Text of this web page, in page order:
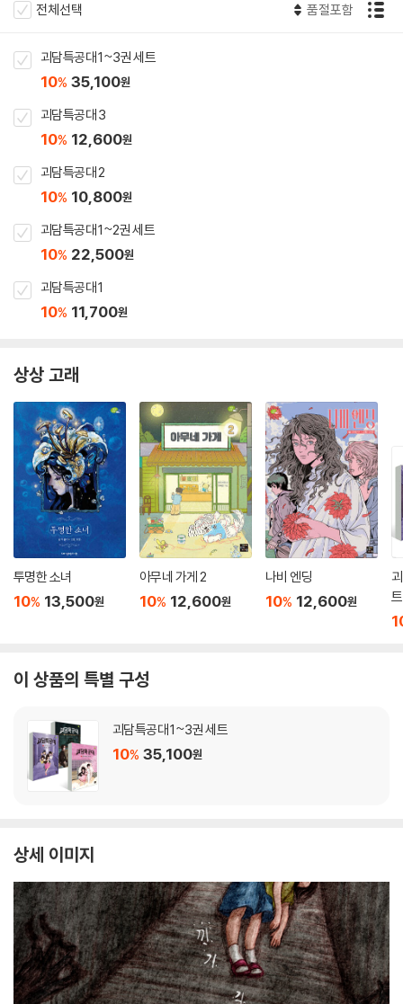
전체선택 품절포함
괴담특공대 1~3권 세트
10% 35,100원
괴담특공대 3
10% 12,600원
괴담특공대 2
10% 10,800원
괴담특공대 1~2권 세트
10% 22,500원
괴담특공대 1
10% 11,700원
상상 고래
투명한 소녀
10% 13,500원
아무네 가게 2
10% 12,600원
나비 엔딩
10% 12,600원
트
이 상품의 특별 구성
괴담특공대 1~3권 세트
10% 35,100원
상세 이미지